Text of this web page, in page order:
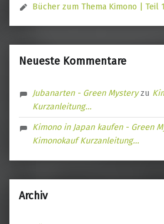
Bücher zum Thema Kimono | Teil 1
Neueste Kommentare
Jubanarten - Green Mysteryzu
Kurzanleitung…
Kimono in Japan kaufen - Green
Kimonokauf Kurzanleitung…
Archiv